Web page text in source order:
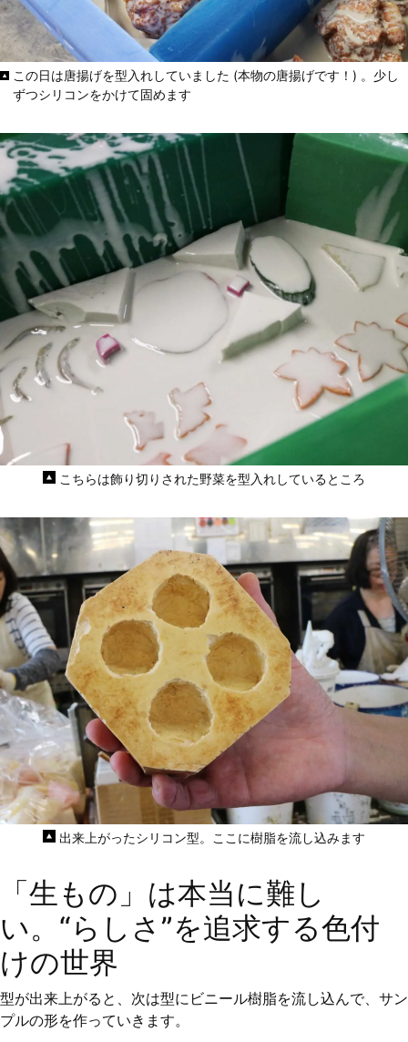
この日は唐揚げを型入れしていました (本物の唐揚げです！) 。少し
ずつシリコンをかけて固めます
こちらは飾り切りされた野菜を型入れしているところ
出来上がったシリコン型。ここに樹脂を流し込みます
「生もの」は本当に難し
い。“らしさ”を追求する色付
けの世界
型が出来上がると、次は型にビニール樹脂を流し込んで、サン
プルの形を作っていきます。